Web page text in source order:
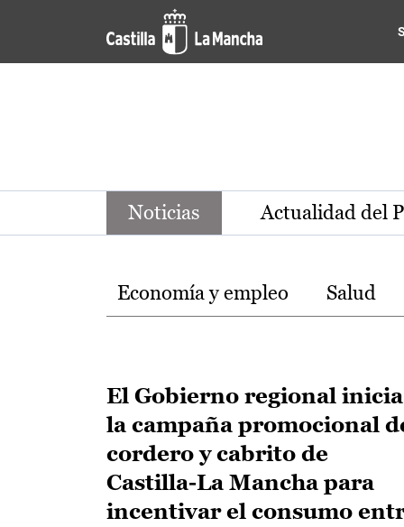
Pasar al contenido principal
Noticias de la región de
Noticias Actualidad del
Temas
Economía y empleo Salud
El Gobierno regional inicia
la campaña promocional
cordero y cabrito de
Castilla-La Mancha para
incentivar el consumo